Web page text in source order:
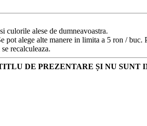
culorile alese de dumneavoastra.
alege alte manere in limita a 5 ron / buc.
recalculeaza.
DE PREZENTARE ȘI NU SUNT